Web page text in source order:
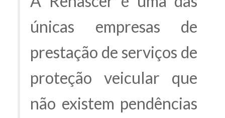
únicas empresas de
prestação de serviços de
proteção veicular que
não existem pendências